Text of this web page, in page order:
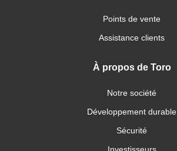
Points de vente
Assistance clients
À propos de Toro
Notre société
Développement durable
Sécurité